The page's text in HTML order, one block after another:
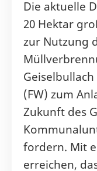
Die aktuelle
20 Hektar
zur Nutzung
(FW) zum
Zukunft des
fordern. Mit
erreichen,